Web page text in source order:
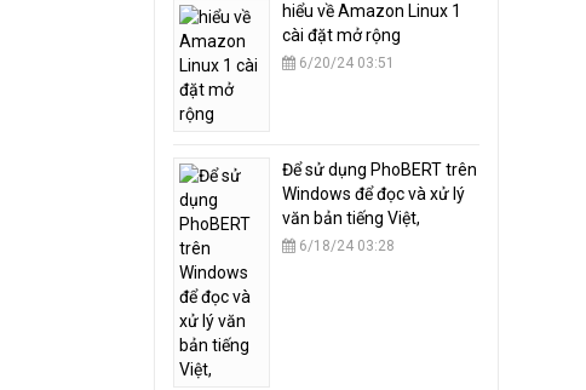
hiểu về Amazon Linux 1
cài đặt mở rộng
6/20/24 03:51
​Để sử dụng PhoBERT trên
Windows để đọc và xử lý
văn bản tiếng Việt,
6/18/24 03:28